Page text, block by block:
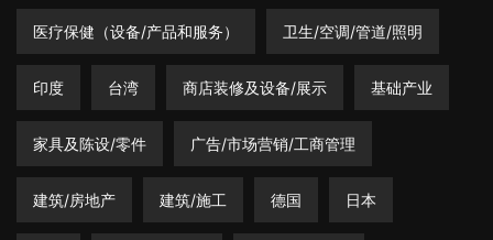
医疗保健（设备/产品和服务） 卫生/空调/管道/照明
印度 台湾 商店装修及设备/展示 基础产业
家具及陈设/零件 广告/市场营销/工商管理
建筑/房地产 建筑/施工 德国 日本